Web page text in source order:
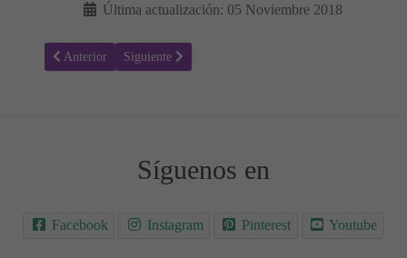
Última actualización: 05 Noviembre 2018
Artículo anterior: Dolores de cabeza o cefaleas en racimo
Anterior Artículo siguiente: Claustrofobia - Causas, síntomas y
Siguiente
Síguenos en
Facebook Instagram Pinterest Youtube